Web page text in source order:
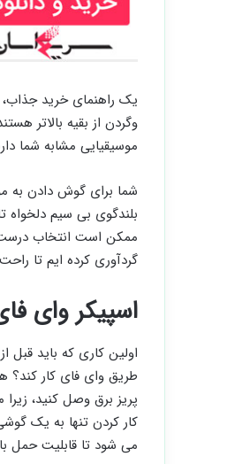
وگردن از بقیه بالاتر
موسیقیایی مشابه شما
شما برای گوش دادن به
بلندگوی بی ‌سیم
ممکن است انتخاب درست
گردآوری کرده ‌ایم تا
اسپیکر وای
اولین کاری که باید قبل
طریق وای‌ فای کار کند؟
پریز برق وصل کنید،
کار کردن تنها به یک
می ‌شود تا قابلیت حمل